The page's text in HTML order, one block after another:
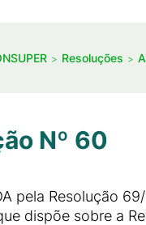
Resoluções
Nº 60
pela Resolução
dispõe sobre a